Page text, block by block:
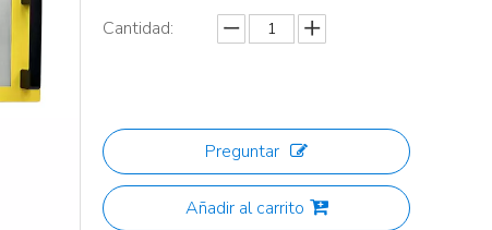
Cantidad:
Preguntar
Añadir al carrito